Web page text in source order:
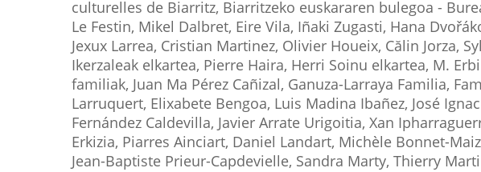
culturelles de Biarritz, Biarritzeko euskararen bulegoa -
Le Festin, Mikel Dalbret, Eire Vila, Iñaki Zugasti, Hana
Jexux Larrea, Cristian Martinez, Olivier Houeix, Călin Jorza,
Ikerzaleak elkartea, Pierre Haira, Herri Soinu elkartea, M.
familiak, Juan Ma Pérez Cañizal, Ganuza-Larraya Familia,
Larruquert, Elixabete Bengoa, Luis Madina Ibañez, José
Fernández Caldevilla, Javier Arrate Urigoitia, Xan
Erkizia, Piarres Ainciart, Daniel Landart, Michèle Bonnet-
Jean-Baptiste Prieur-Capdevielle, Sandra Marty, Thierry